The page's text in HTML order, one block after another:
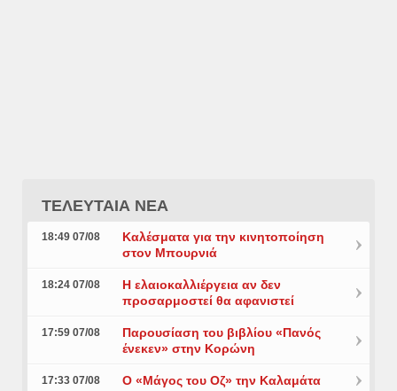
ΤΕΛΕΥΤΑΙΑ ΝΕΑ
18:49 07/08
Καλέσματα για την κινητοποίηση
στον Μπουρνιά
18:24 07/08
Η ελαιοκαλλιέργεια αν δεν
προσαρμοστεί θα αφανιστεί
17:59 07/08
Παρουσίαση του βιβλίου «Πανός
ένεκεν» στην Κορώνη
17:33 07/08 Ο «Μάγος του Οζ» την Καλαμάτα